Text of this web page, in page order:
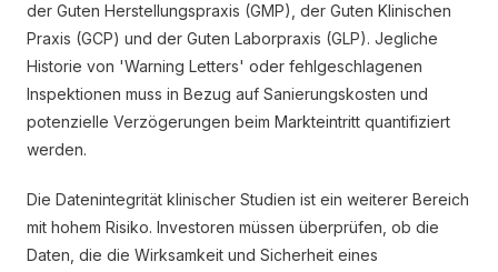
der Guten Herstellungspraxis (GMP), der Guten Klinischen
Praxis (GCP) und der Guten Laborpraxis (GLP). Jegliche
Historie von 'Warning Letters' oder fehlgeschlagenen
Inspektionen muss in Bezug auf Sanierungskosten und
potenzielle Verzögerungen beim Markteintritt quantifiziert
werden.
Die Datenintegrität klinischer Studien ist ein weiterer Bereich
mit hohem Risiko. Investoren müssen überprüfen, ob die
Daten, die die Wirksamkeit und Sicherheit eines